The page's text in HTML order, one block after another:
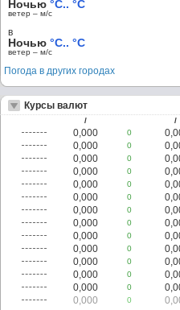
Ночью °C.. °C
ветер – м/c
в
Ночью °C.. °C
ветер – м/c
Погода в других городах
Курсы валют
/ /
0,000 0
0,000
0
0,000
0
0,000
0
0,000
0
0,000
0
0,000
0
0,000
0
0,000
0
0,000
0
0,000
0
0,000
0
0,000
0
0,000
0